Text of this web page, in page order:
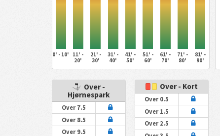
0' - 10'
11' -
20'
21' -
30'
31' -
40'
41' -
50'
51' -
60'
61' -
70'
71' -
80'
81' -
90'
Over -
Hjørnespark
Over 7.5
Over 8.5
Over 9.5
Over - Kort
Over 0.5
Over 1.5
Over 2.5